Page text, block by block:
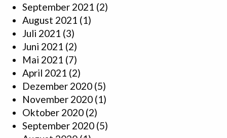
September 2021 (2)
August 2021 (1)
Juli 2021 (3)
Juni 2021 (2)
Mai 2021 (7)
April 2021 (2)
Dezember 2020 (5)
November 2020 (1)
Oktober 2020 (2)
September 2020 (5)